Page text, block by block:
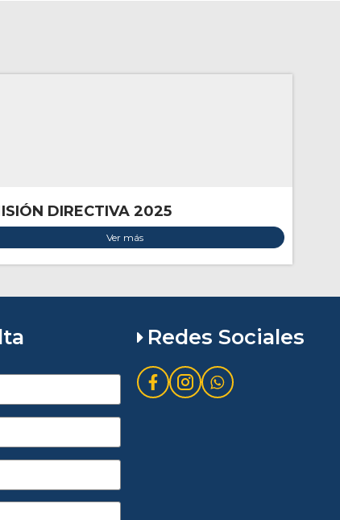
DIRECTIVA 2025
Ver más
Redes Sociales